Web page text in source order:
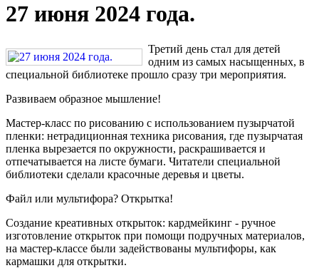
27 июня 2024 года.
Третий день стал для детей
одним из самых насыщенных, в
специальной библиотеке прошло сразу три мероприятия.
Развиваем образное мышление!
Мастер-класс по рисованию с использованием пузырчатой
пленки: нетрадиционная техника рисования, где пузырчатая
пленка вырезается по окружности, раскрашивается и
отпечатывается на листе бумаги. Читатели специальной
библиотеки сделали красочные деревья и цветы.
Файл или мультифора? Открытка!
Создание креативных открыток: кардмейкинг - ручное
изготовление открыток при помощи подручных материалов,
на мастер-классе были задействованы мультифоры, как
кармашки для открытки.